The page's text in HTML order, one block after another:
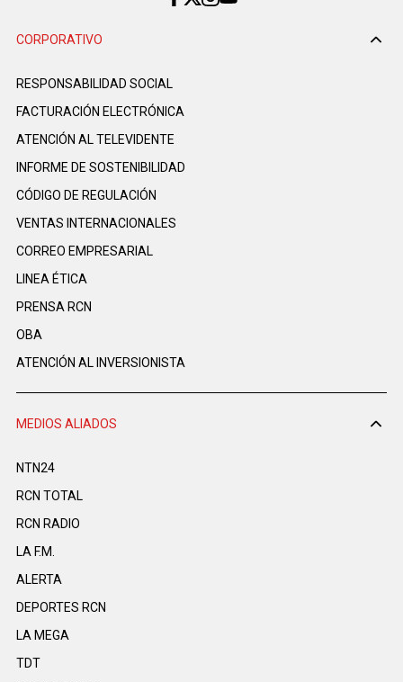
CORPORATIVO
RESPONSABILIDAD SOCIAL
FACTURACIÓN ELECTRÓNICA
ATENCIÓN AL TELEVIDENTE
INFORME DE SOSTENIBILIDAD
CÓDIGO DE REGULACIÓN
VENTAS INTERNACIONALES
CORREO EMPRESARIAL
LINEA ÉTICA
PRENSA RCN
OBA
ATENCIÓN AL INVERSIONISTA
MEDIOS ALIADOS
NTN24
RCN TOTAL
RCN RADIO
LA F.M.
ALERTA
DEPORTES RCN
LA MEGA
TDT